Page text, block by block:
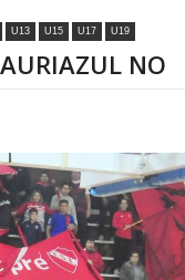
U13 U15 U17 U19
NO